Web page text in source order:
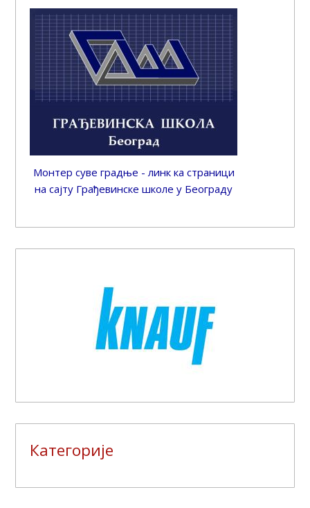
Монтер суве градње - линк ка страници
на сајту Грађевинске школе у Београду
Категорије